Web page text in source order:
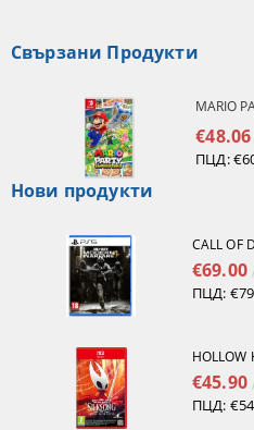
Свързани Продукти
€48.06
ПЦД:
Нови продукти
CALL OF
€69.00
ПЦД:
€45.90
ПЦД: